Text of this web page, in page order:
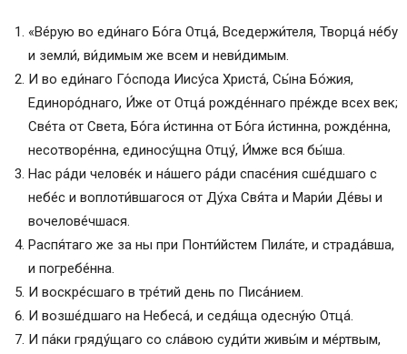
«Ве́рую во еди́наго Бо́га Отца́, Вседержи́теля, Творца́ не́бу
и земли́, ви́димым же всем и неви́димым.
И во еди́наго Го́спода Иису́са Христа́, Сы́на Бо́жия,
Единоро́днаго, И́же от Отца́ рожде́ннаго пре́жде всех век;
Све́та от Света, Бо́га и́стинна от Бо́га и́стинна, рожде́нна,
несотворе́нна, единосу́щна Отцу́, И́мже вся бы́ша.
Нас ра́ди челове́к и на́шего ра́ди спасе́ния сше́дшаго с
небе́с и воплоти́вшагося от Ду́ха Свя́та и Мари́и Де́вы и
вочелове́чшася.
Распя́таго же за ны при Понти́йстем Пила́те, и страда́вша,
и погребе́нна.
И воскре́сшаго в тре́тий день по Писа́нием.
И возше́дшаго на Небеса́, и седя́ща одесну́ю Отца́.
И па́ки гряду́щаго со сла́вою суди́ти живы́м и ме́ртвым,